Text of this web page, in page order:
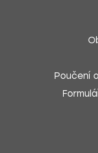
Poučení